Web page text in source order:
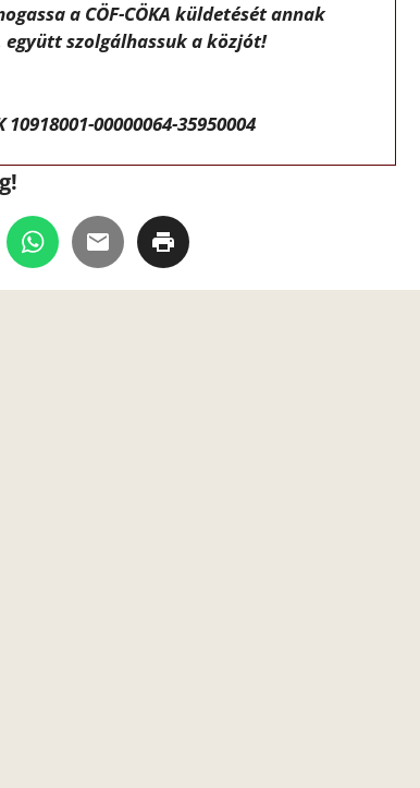
a CÖF-CÖKA küldetését annak
együtt szolgálhassuk a közjót!
00000064-35950004